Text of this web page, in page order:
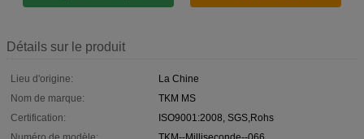
Détails sur le produit
Lieu d'origine:
La Chine
Nom de marque:
TKM MS
Certification:
ISO9001:2008, SGS,Rohs